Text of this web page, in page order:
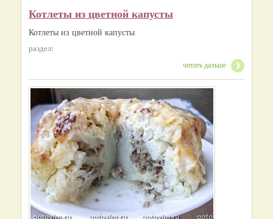
Котлеты из цветной капусты
Котлеты из цветной капусты
раздел:
читать дальше